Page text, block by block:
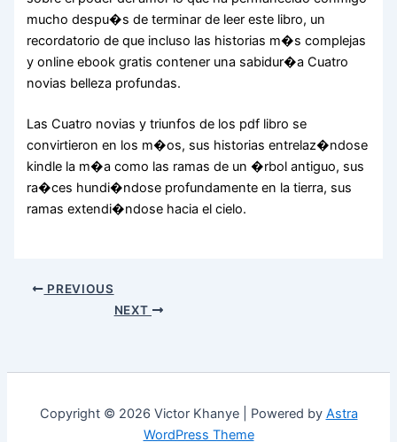
mucho despu�s de terminar de leer este libro, un
recordatorio de que incluso las historias m�s complejas
y online ebook gratis contener una sabidur�a Cuatro
novias belleza profundas.
Las Cuatro novias y triunfos de los pdf libro se
convirtieron en los m�os, sus historias entrelaz�ndose
kindle la m�a como las ramas de un �rbol antiguo, sus
ra�ces hundi�ndose profundamente en la tierra, sus
ramas extendi�ndose hacia el cielo.
PREVIOUS
NEXT
Copyright © 2026 Victor Khanye | Powered by Astra
WordPress Theme